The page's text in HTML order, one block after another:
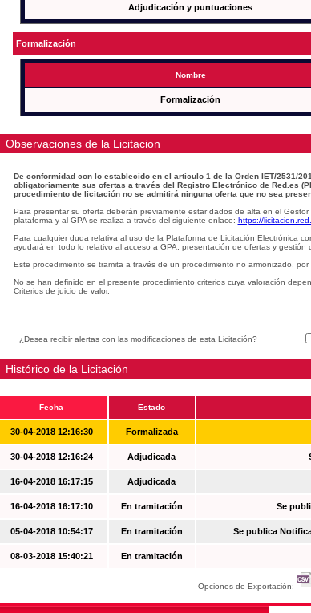
Adjudicación y puntuaciones
Formalización
Nombre
Formalización
Observaciones de la Licitacion
De conformidad con lo establecido en el artículo 1 de la Orden IET/2531/
obligatoriamente sus ofertas a través del Registro Electrónico de Red.es
procedimiento de licitación no se admitirá ninguna oferta que no sea
Para presentar su oferta deberán previamente estar dados de alta en el
plataforma y al GPA se realiza a través del siguiente enlace: https://
Para cualquier duda relativa al uso de la Plataforma de Licitación Electrónica
ayudará en todo lo relativo al acceso a GPA, presentación de ofertas y gestión
Este procedimiento se tramita a través de un procedimiento no armonizado,
No se han definido en el presente procedimiento criterios cuya valoración
Criterios de juicio de valor.
¿Desea recibir alertas con las modificaciones de esta Licitación?
Histórico de la Licitación
Fecha Estado
30-04-2018 12:16:30 Formalizada
30-04-2018 12:16:24 Adjudicada
16-04-2018 16:17:15 Adjudicada
16-04-2018 16:17:10 En tramitación Se
05-04-2018 10:54:17 En tramitación Se publica
08-03-2018 15:40:21 En tramitación
Opciones de Exportación: